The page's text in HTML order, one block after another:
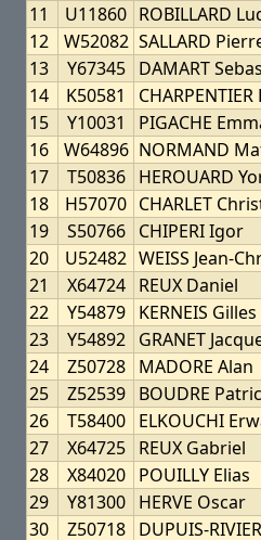
11
U11860 ROBILLARD
12
W52082 SALLARD
13
Y67345 DAMART
14
K50581
15
Y10031 PIGACHE
16
W64896 NORMAND
17
T50836 HEROUARD
18
H57070 CHARLET
19
S50766 CHIPERI Igor
20
U52482 WEISS Jean-
21
X64724 REUX Daniel
22
Y54879 KERNEIS Gilles
23
Y54892 GRANET
24
Z50728 MADORE Alan
25
Z52539 BOUDRE
26
T58400 ELKOUCHI
27
X64725 REUX Gabriel
28
X84020 POUILLY Elias
29
Y81300 HERVE Oscar
30
Z50718 DUPUIS-